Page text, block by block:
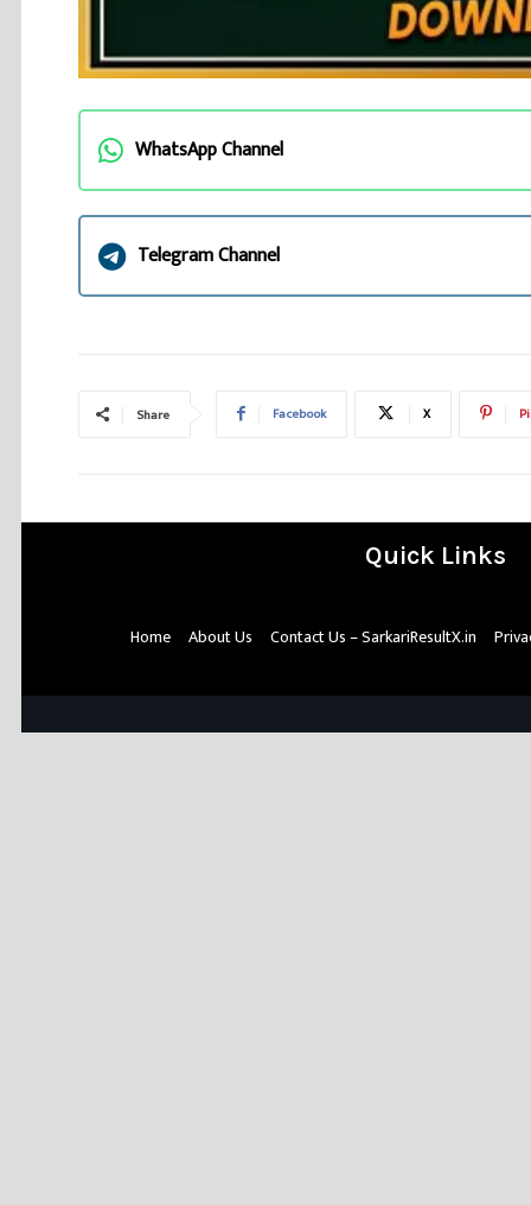
WhatsApp Channel
Telegram Channel
Share Facebook X
Quick Links
Home About Us Contact Us – SarkariResultX.in